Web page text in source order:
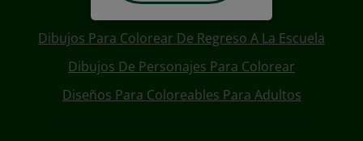
Also of Interest
Dibujos Para Colorear De Regreso A La Escuela
Dibujos De Personajes Para Colorear
Diseños Para Coloreables Para Adultos